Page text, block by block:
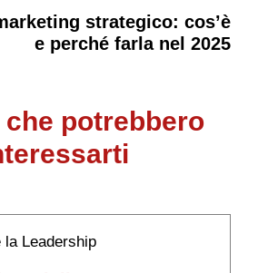
strategico: cos’è
e perché farla nel 2025
potrebbero
la Leadership